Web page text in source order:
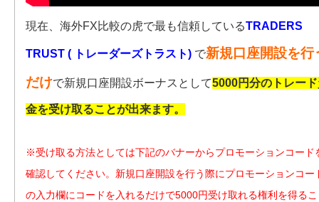
現在、海外FX比較の虎で最も信頼しているTRADERS
TRUST ( トレーダーズトラスト) で新規口座開設を行
だけで新規口座開設ボーナスとして5000円分のトレー
金を受け取ることが出来ます。
※受け取る方法としては下記のバナーからプロモーションコード
確認してください。新規口座開設を行う際にプロモーションコー
の入力欄にコードを入れるだけで5000円受け取れる権利を得る